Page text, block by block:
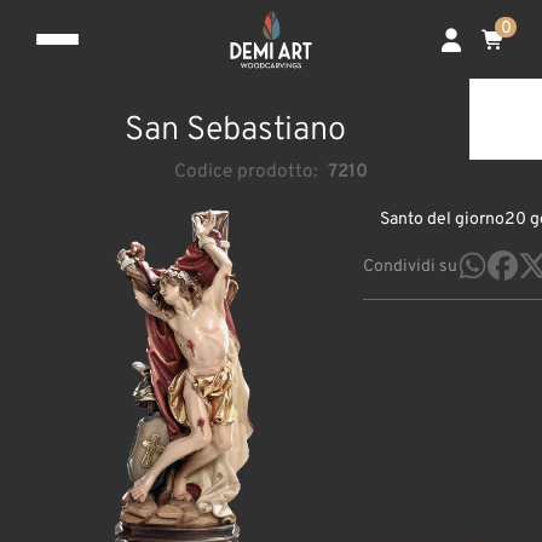
0
San Sebastiano
Codice prodotto: 7210
Santo del giorno20
Condividi su